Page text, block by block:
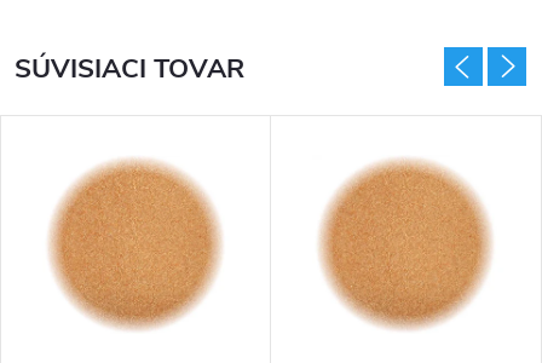
SÚVISIACI TOVAR